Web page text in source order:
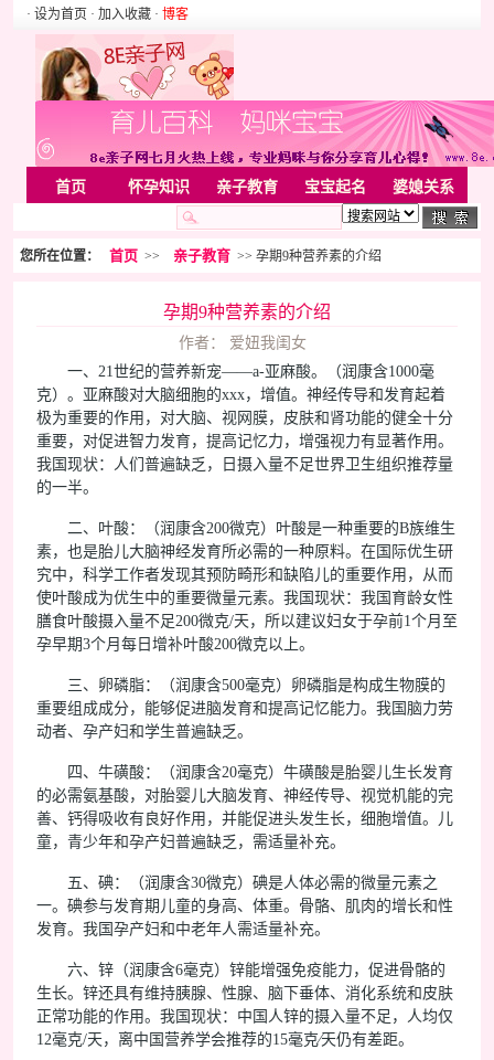
· 设为首页 · 加入收藏 · 博客
首页 怀孕知识 亲子教育 宝宝起名 婆媳关系
胎教音乐 家居 亲子游戏
美容化装 Rss
您所在位置： 首页 >> 亲子教育 >> 孕期9种营养素的介绍
孕期9种营养素的介绍
作者： 爱妞我闺女
一、21世纪的营养新宠——a-亚麻酸。（润康含1000毫
克）。亚麻酸对大脑细胞的xxx，增值。神经传导和发育起着
极为重要的作用，对大脑、视网膜，皮肤和肾功能的健全十分
重要，对促进智力发育，提高记忆力，增强视力有显著作用。
我国现状：人们普遍缺乏，日摄入量不足世界卫生组织推荐量
的一半。
二、叶酸：（润康含200微克）叶酸是一种重要的B族维生
素，也是胎儿大脑神经发育所必需的一种原料。在国际优生研
究中，科学工作者发现其预防畸形和缺陷儿的重要作用，从而
使叶酸成为优生中的重要微量元素。我国现状：我国育龄女性
膳食叶酸摄入量不足200微克/天，所以建议妇女于孕前1个月至
孕早期3个月每日增补叶酸200微克以上。
三、卵磷脂：（润康含500毫克）卵磷脂是构成生物膜的
重要组成成分，能够促进脑发育和提高记忆能力。我国脑力劳
动者、孕产妇和学生普遍缺乏。
四、牛磺酸：（润康含20毫克）牛磺酸是胎婴儿生长发育
的必需氨基酸，对胎婴儿大脑发育、神经传导、视觉机能的完
善、钙得吸收有良好作用，并能促进头发生长，细胞增值。儿
童，青少年和孕产妇普遍缺乏，需适量补充。
五、碘：（润康含30微克）碘是人体必需的微量元素之
一。碘参与发育期儿童的身高、体重。骨骼、肌肉的增长和性
发育。我国孕产妇和中老年人需适量补充。
六、锌（润康含6毫克）锌能增强免疫能力，促进骨骼的
生长。锌还具有维持胰腺、性腺、脑下垂体、消化系统和皮肤
正常功能的作用。我国现状：中国人锌的摄入量不足，人均仅
12毫克/天，离中国营养学会推荐的15毫克∕天仍有差距。